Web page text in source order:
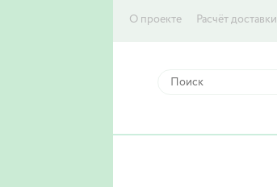
О проекте Расчёт доставки